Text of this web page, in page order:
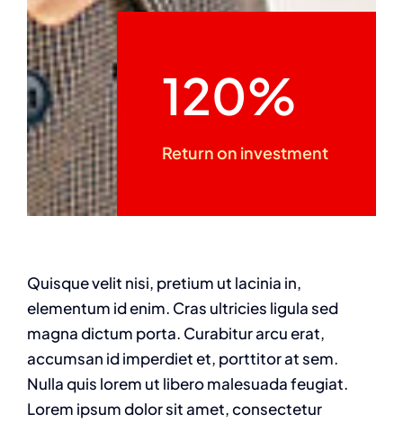
120%
Return on investment
Quisque velit nisi, pretium ut lacinia in,
elementum id enim. Cras ultricies ligula sed
magna dictum porta. Curabitur arcu erat,
accumsan id imperdiet et, porttitor at sem.
Nulla quis lorem ut libero malesuada feugiat.
Lorem ipsum dolor sit amet, consectetur